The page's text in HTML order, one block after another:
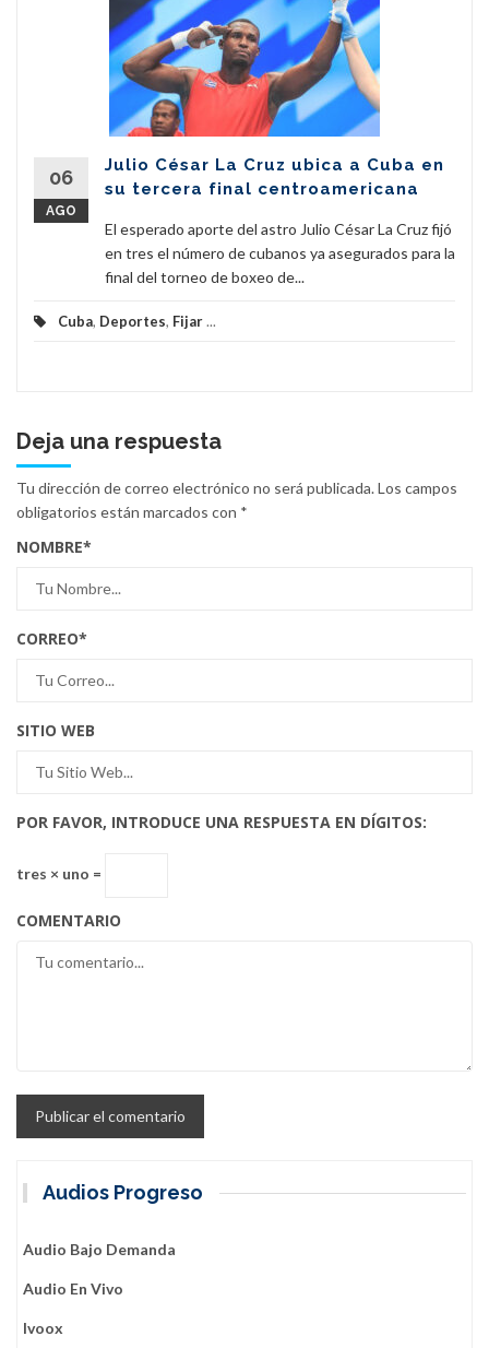
06
AGO
Julio César La Cruz ubica a Cuba en
su tercera final centroamericana
El esperado aporte del astro Julio César La Cruz fijó
en tres el número de cubanos ya asegurados para la
final del torneo de boxeo de...
Cuba, Deportes, Fijar...
Deja una respuesta
Tu dirección de correo electrónico no será publicada.Los campos
obligatorios están marcados con *
NOMBRE*
CORREO*
SITIO WEB
POR FAVOR, INTRODUCE UNA RESPUESTA EN DÍGITOS:
tres × uno =
COMENTARIO
Audios Progreso
Audio Bajo Demanda
Audio En Vivo
Ivoox